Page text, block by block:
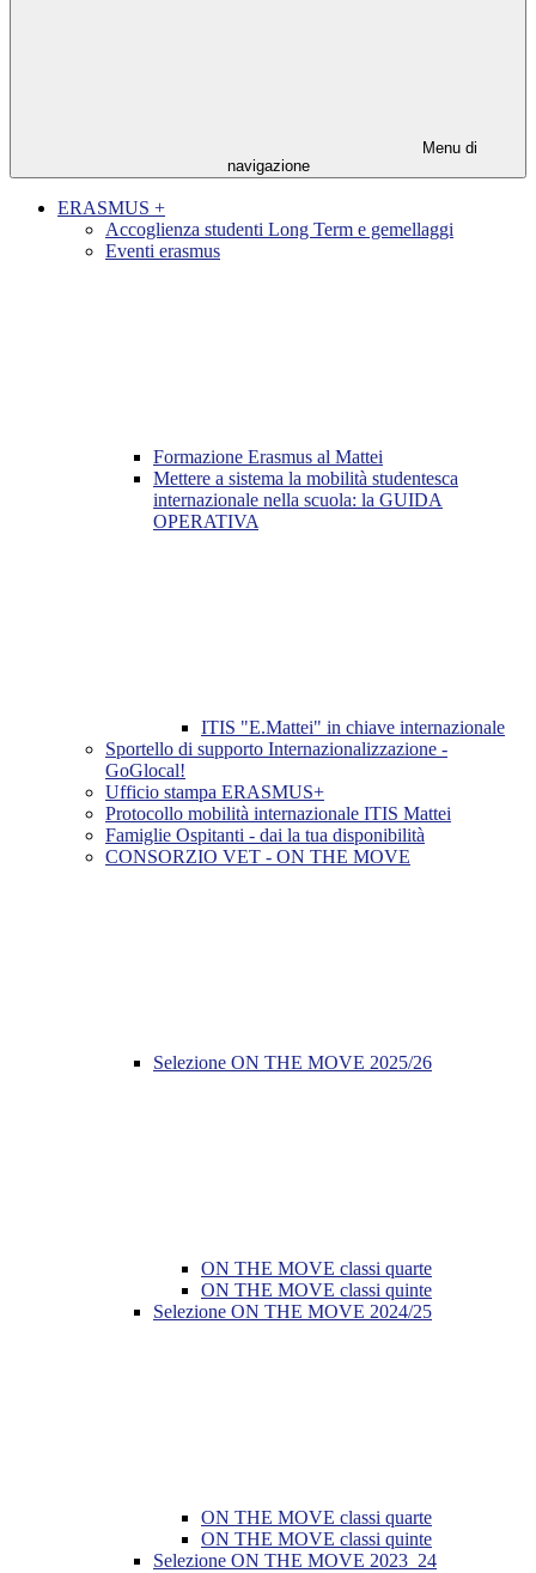
Menu di
navigazione
ERASMUS +
Accoglienza studenti Long Term e gemellaggi
Eventi erasmus
Formazione Erasmus al Mattei
Mettere a sistema la mobilità studentesca
internazionale nella scuola: la GUIDA
OPERATIVA
ITIS "E.Mattei" in chiave internazionale
Sportello di supporto Internazionalizzazione -
GoGlocal!
Ufficio stampa ERASMUS+
Protocollo mobilità internazionale ITIS Mattei
Famiglie Ospitanti - dai la tua disponibilità
CONSORZIO VET - ON THE MOVE
Selezione ON THE MOVE 2025/26
ON THE MOVE classi quarte
ON THE MOVE classi quinte
Selezione ON THE MOVE 2024/25
ON THE MOVE classi quarte
ON THE MOVE classi quinte
Selezione ON THE MOVE 2023_24